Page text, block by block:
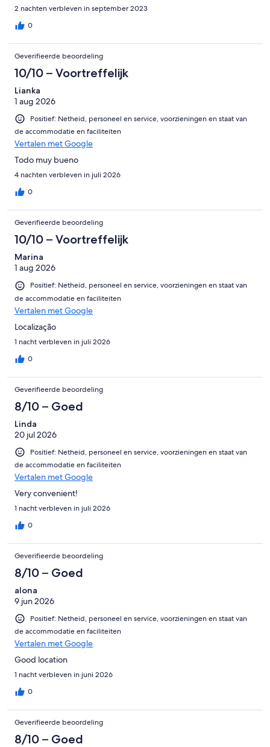
2 nachten verbleven in september 2023
0
Geverifieerde beoordeling
10/10 – Voortreffelijk
Lianka
1 aug 2026
Positief: Netheid, personeel en service, voorzieningen en staat van
de accommodatie en faciliteiten
Vertalen met Google
Todo muy bueno
4 nachten verbleven in juli 2026
0
Geverifieerde beoordeling
10/10 – Voortreffelijk
Marina
1 aug 2026
Positief: Netheid, personeel en service, voorzieningen en staat van
de accommodatie en faciliteiten
Vertalen met Google
Localização
1 nacht verbleven in juli 2026
0
Geverifieerde beoordeling
8/10 – Goed
Linda
20 jul 2026
Positief: Netheid, personeel en service, voorzieningen en staat van
de accommodatie en faciliteiten
Vertalen met Google
Very convenient!
1 nacht verbleven in juli 2026
0
Geverifieerde beoordeling
8/10 – Goed
alona
9 jun 2026
Positief: Netheid, personeel en service, voorzieningen en staat van
de accommodatie en faciliteiten
Vertalen met Google
Good location
1 nacht verbleven in juni 2026
0
Geverifieerde beoordeling
8/10 – Goed